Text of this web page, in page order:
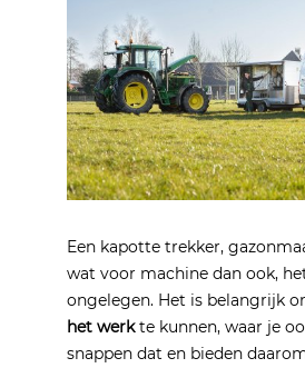
Een kapotte trekker,
wat voor machine dan ook,
ongelegen. Het is belangrijk
het werkte kunnen, waar je
snappen dat en bieden